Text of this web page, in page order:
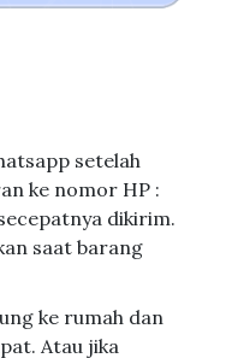
setelah
ke nomor HP :
dikirim.
saat barang
ke rumah dan
Atau jika